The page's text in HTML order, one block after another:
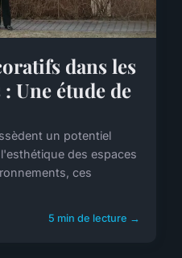
dans les
Une étude de
un potentiel
des espaces
ces
5 min de lecture →